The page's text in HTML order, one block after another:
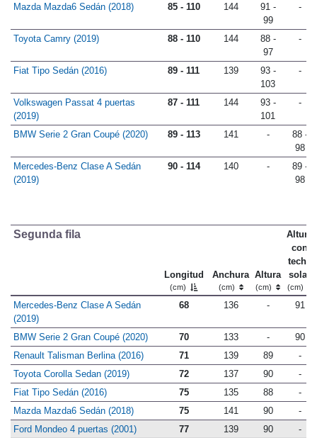
Mazda Mazda6 Sedán (2018) 85 - 110 144
91 -
99
-
Toyota Camry (2019) 88 - 110 144
88 -
97
-
Fiat Tipo Sedán (2016) 89 - 111 139
93 -
103
-
Volkswagen Passat 4 puertas
(2019)
87 - 111 144
93 -
101
-
BMW Serie 2 Gran Coupé (2020) 89 - 113 141 -
88 -
98
Mercedes-Benz Clase A Sedán
(2019)
90 - 114 140 -
89 -
98
Segunda fila
Longitud
(cm)
Anchura
(cm)
Altura
(cm)
Altura
con
techo
solar
(cm)
Mercedes-Benz Clase A Sedán
(2019)
68 136 - 91
BMW Serie 2 Gran Coupé (2020) 70 133 -
90
Renault Talisman Berlina (2016)
71 139 89
-
Toyota Corolla Sedan (2019)
72 137 90
-
Fiat Tipo Sedán (2016)
75 135 88
-
Mazda Mazda6 Sedán (2018)
75 141 90
-
Ford Mondeo 4 puertas (2001)
77 139 90
-